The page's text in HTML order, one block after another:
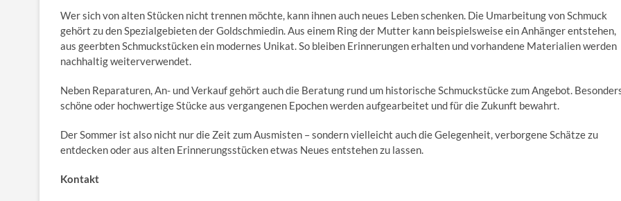
Wer sich von alten Stücken nicht trennen möchte, kann ihnen auch neues Leben schenken. Die Umarbeitung von Schmuck
gehört zu den Spezialgebieten der Goldschmiedin. Aus einem Ring der Mutter kann beispielsweise ein Anhänger entstehen,
aus geerbten Schmuckstücken ein modernes Unikat. So bleiben Erinnerungen erhalten und vorhandene Materialien werden
nachhaltig weiterverwendet.
Neben Reparaturen, An- und Verkauf gehört auch die Beratung rund um historische Schmuckstücke zum Angebot.
schöne oder hochwertige Stücke aus vergangenen Epochen werden aufgearbeitet und für die Zukunft bewahrt.
Der Sommer ist also nicht nur die Zeit zum Ausmisten – sondern vielleicht auch die Gelegenheit, verborgene Schätze zu
entdecken oder aus alten Erinnerungsstücken etwas Neues entstehen zu lassen.
Kontakt